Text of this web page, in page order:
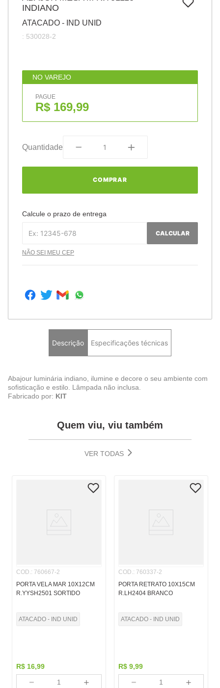
INDIANO
ATACADO - IND UNID
: 530028-2
NO VAREJO
PAGUE
R$ 169,99
Quantidade
COMPRAR
Calcule o prazo de entrega
CALCULAR
NÃO SEI MEU CEP
Descrição Especificações técnicas
Abajour luminária indiano, ilumine e decore o seu ambiente com
sofisticação e estilo. Lâmpada não inclusa.
Fabricado por: KIT
Quem viu, viu também
VER TODAS
COD.: 760667-2
PORTA VELA MAR 10X12CM
R.YYSH2501 SORTIDO
ATACADO - IND UNID
R$ 16,99
＋
－
COD.: 760337-2
PORTA RETRATO 10X15CM
R.LH2404 BRANCO
ATACADO - IND UNID
R$ 9,99
＋
－
papel
cola
barbante